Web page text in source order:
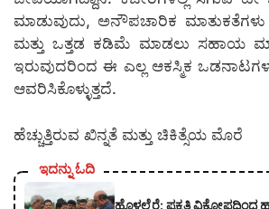
ಮಾಡುವುದು, ಅನೌಪಚಾರಿಕ
ಮತ್ತು ಒತ್ತಡ ಕಡಿಮೆ ಮಾಡಲು ಸಹಾಯ
ಇರುವುದರಿಂದ ಈ ಎಲ್ಲ ಆಕಸ್ಮಿಕ
ಆವರಿಸಿಕೊಳ್ಳುತ್ತದೆ.
ಹೆಚ್ಚುತ್ತಿರುವ ಖಿನ್ನತೆ ಮತ್ತು ಚಿಕಿತ್ಸೆಯ ಮೊರೆ
ಇದನ್ನು ಓದಿ
ಹೊಳಲ್ಕೆರೆ: ಪ್ರಕೃತಿ ವಿಕೋಪದಿಂದ